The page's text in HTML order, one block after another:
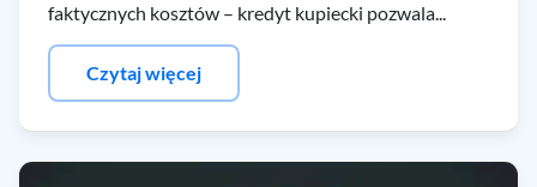
Masz już konto w BIK?Zaloguj się
faktycznych kosztów – kredyt kupiecki pozwala...
Czytaj więcej